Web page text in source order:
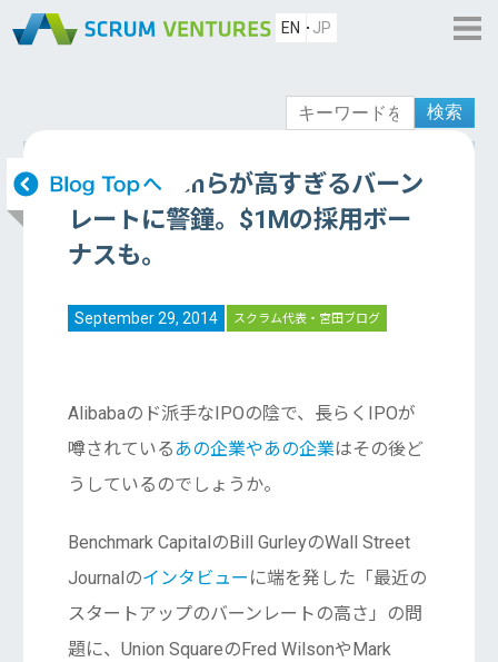
EN JP
検索
Andreessenらが高すぎるバーン
レートに警鐘。$1Mの採用ボー
ナスも。
September 29, 2014 スクラム代表・宮田ブログ
Alibabaのド派手なIPOの陰で、長らくIPOが
噂されているあの企業やあの企業はその後ど
うしているのでしょうか。
Benchmark CapitalのBill GurleyのWall Street
Journalのインタビュー に端を発した「最近の
スタートアップのバーンレートの高さ」の問
題に、Union SquareのFred WilsonやMark